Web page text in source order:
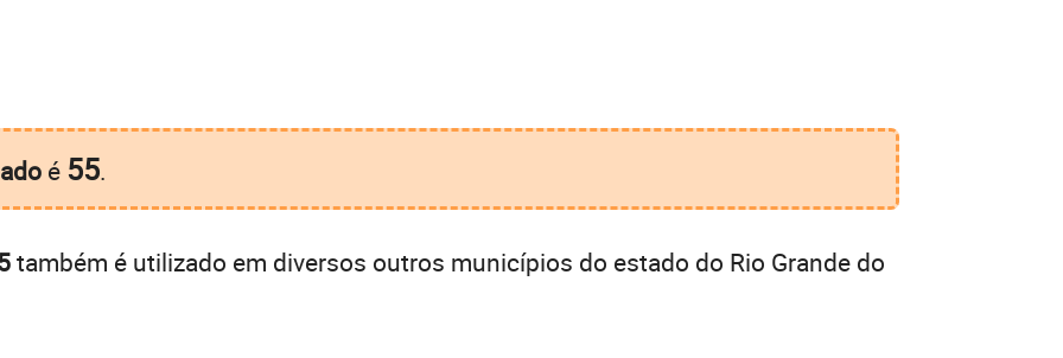
é 55.
também é utilizado em diversos outros municípios do estado do Rio Grande do